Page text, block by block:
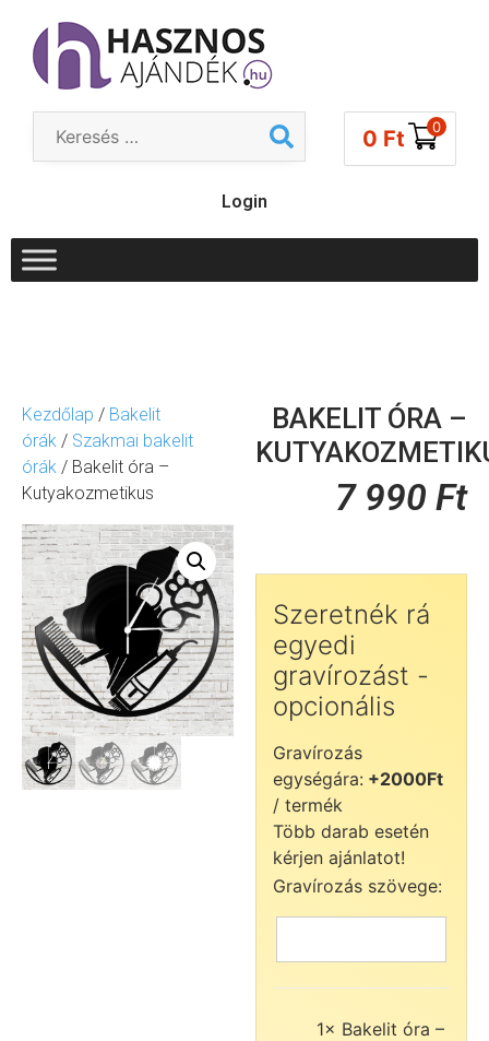
0 Ft 0
Login
Kezdőlap / Bakelit
órák / Szakmai bakelit
órák / Bakelit óra –
Kutyakozmetikus
BAKELIT ÓRA –
7 990 Ft
Szeretnék rá
egyedi
gravírozást -
opcionális
Gravírozás
egységára: +2000Ft
/ termék
Több darab esetén
kérjen ajánlatot!
Gravírozás szövege:
1× Bakelit óra –